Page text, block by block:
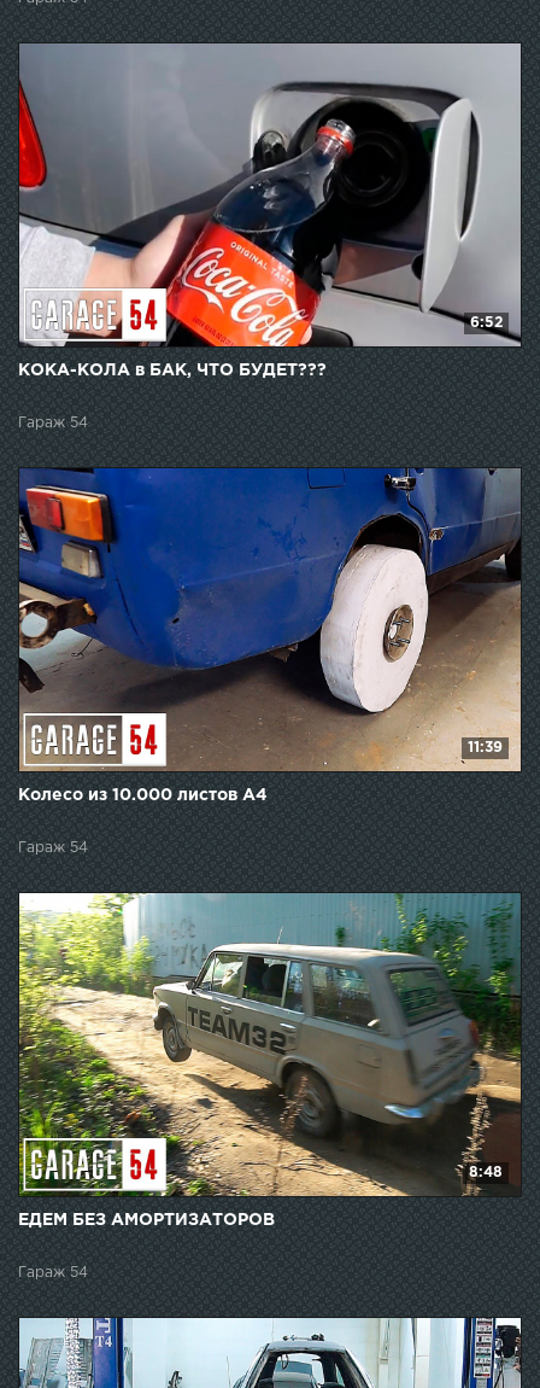
6:52
КОКА-КОЛА в БАК, ЧТО БУДЕТ???
Гараж 54
11:39
Колесо из 10.000 листов А4
Гараж 54
8:48
ЕДЕМ БЕЗ АМОРТИЗАТОРОВ
Гараж 54